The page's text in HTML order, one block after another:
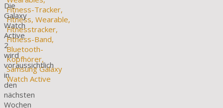
Die
Galaxy
Watch
Active
2
wird
voraussichtlich
in
den
nächsten
Wochen